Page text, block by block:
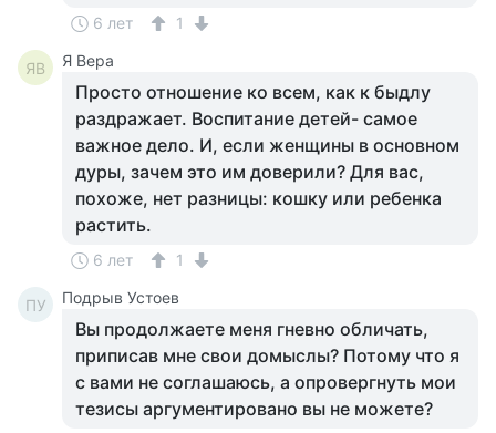
6 лет 1
ЯВ Я Вера
Просто отношение ко всем, как к быдлу
раздражает. Воспитание детей- самое
важное дело. И, если женщины в основном
дуры, зачем это им доверили? Для вас,
похоже, нет разницы: кошку или ребенка
растить.
6 лет 1
ПУ Подрыв Устоев
Вы продолжаете меня гневно обличать,
приписав мне свои домыслы? Потому что я
с вами не соглашаюсь, а опровергнуть мои
тезисы аргументировано вы не можете?